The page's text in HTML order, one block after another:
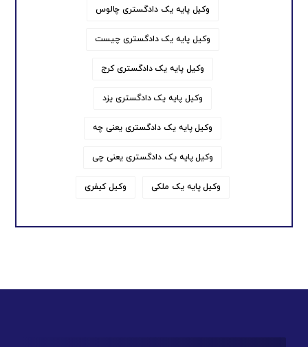
وکیل پایه یک دادگستری چالوس
وکیل پایه یک دادگستری چیست
وکیل پایه یک دادگستری کرج
وکیل پایه یک دادگستری یزد
وکیل پایه یک دادگستری یعنی چه
وکیل پایه یک دادگستری یعنی چی
وکیل پایه یک ملکی وکیل کیفری